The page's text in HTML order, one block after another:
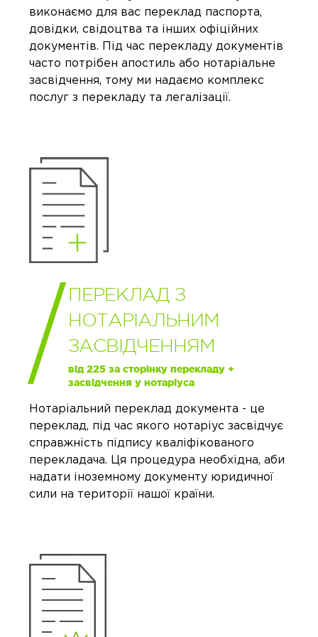
виконаємо для вас переклад паспорта,
довідки, свідоцтва та інших офіційних
документів. Під час перекладу документів
часто потрібен апостиль або нотаріальне
засвідчення, тому ми надаємо комплекс
послуг з перекладу та легалізації.
ПЕРЕКЛАД З
НОТАРІАЛЬНИМ
ЗАСВІДЧЕННЯМ
від 225 за сторінку перекладу +
засвідчення у нотаріуса
Нотаріальний переклад документа - це
переклад, під час якого нотаріус засвідчує
справжність підпису кваліфікованого
перекладача. Ця процедура необхідна, аби
надати іноземному документу юридичної
сили на території нашої країни.